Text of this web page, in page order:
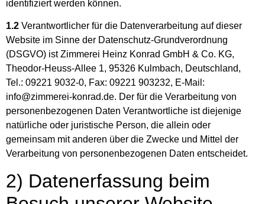
identifiziert werden können.
1.2 Verantwortlicher für die Datenverarbeitung auf dieser
Website im Sinne der Datenschutz-Grundverordnung
(DSGVO) ist Zimmerei Heinz Konrad GmbH & Co. KG,
Theodor-Heuss-Allee 1, 95326 Kulmbach, Deutschland,
Tel.: 09221 9032-0, Fax: 09221 903232, E-Mail:
info@zimmerei-konrad.de. Der für die Verarbeitung von
personenbezogenen Daten Verantwortliche ist diejenige
natürliche oder juristische Person, die allein oder
gemeinsam mit anderen über die Zwecke und Mittel der
Verarbeitung von personenbezogenen Daten entscheidet.
2) Datenerfassung beim